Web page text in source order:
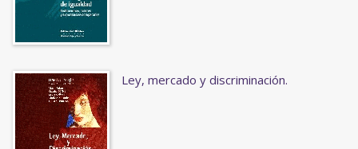
Ley, mercado y discriminación.